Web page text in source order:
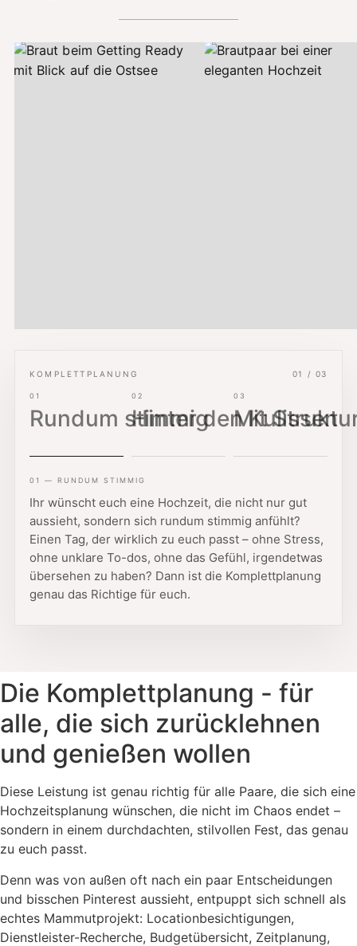
KOMPLETTPLANUNG 01 / 03
01
Rundum stimmig
02
Hinter den Kulissen
03
Mit
01 — RUNDUM STIMMIG
Ihr wünscht euch eine Hochzeit, die nicht nur gut
aussieht, sondern sich rundum stimmig anfühlt?
Einen Tag, der wirklich zu euch passt – ohne Stress,
ohne unklare To-dos, ohne das Gefühl, irgendetwas
übersehen zu haben? Dann ist die Komplettplanung
genau das Richtige für euch.
Die Komplettplanung - für
alle, die sich zurücklehnen
und genießen wollen
Diese Leistung ist genau richtig für alle Paare, die sich eine
Hochzeitsplanung wünschen, die nicht im Chaos endet –
sondern in einem durchdachten, stilvollen Fest, das genau
zu euch passt.
Denn was von außen oft nach ein paar Entscheidungen
und bisschen Pinterest aussieht, entpuppt sich schnell als
echtes Mammutprojekt: Locationbesichtigungen,
Dienstleister-Recherche, Budgetübersicht, Zeitplanung,